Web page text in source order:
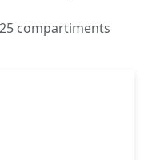
compartiments